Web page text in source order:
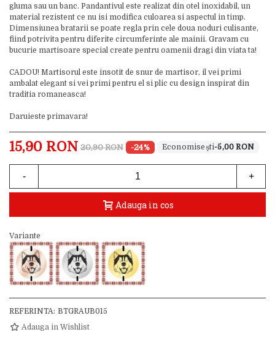
gluma sau un banc. Pandantivul este realizat din otel inoxidabil, un
material rezistent ce nu isi modifica culoarea si aspectul in timp.
Dimensiunea bratarii se poate regla prin cele doua noduri culisante,
fiind potrivita pentru diferite circumferinte ale mainii. Gravam cu
bucurie martisoare special create pentru oamenii dragi din viata ta!
CADOU! Martisorul este insotit de snur de martisor, il vei primi
ambalat elegant si vei primi pentru el si plic cu design inspirat din
traditia romaneasca!
Daruieste primavara!
15,90 RON 20,90 RON -24% -5,00 RON
- +
Adauga in cos
Variante
REFERINTA: BTGRAUB015
Adauga in Wishlist